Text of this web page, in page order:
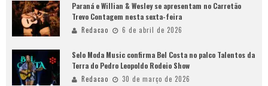
Paraná e Willian & Wesley se apresentam no Carretão
Trevo Contagem nesta sexta-feira
Redacao 6 de abril de 2026
Selo Moda Music confirma Bel Costa no palco Talentos da
Terra do Pedro Leopoldo Rodeio Show
Redacao 30 de março de 2026